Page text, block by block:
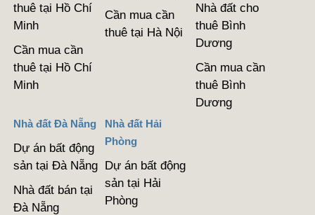
thuê tại Hồ Chí
Minh
Cần mua cần
thuê tại Hồ Chí
Minh
Cần mua cần
thuê tại Hà Nội
Nhà đất cho
thuê Bình
Dương
Cần mua cần
thuê Bình
Dương
Nhà đất Đà Nẵng
Dự án bất động
sản tại Đà Nẵng
Nhà đất bán tại
Đà Nẵng
Nhà đất Hải
Phòng
Dự án bất động
sản tại Hải
Phòng